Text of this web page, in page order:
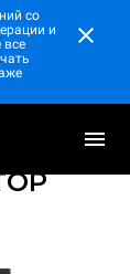
со
и
все